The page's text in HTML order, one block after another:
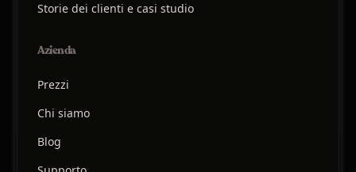
Storie dei clienti e casi studio
Azienda
Prezzi
Chi siamo
Blog